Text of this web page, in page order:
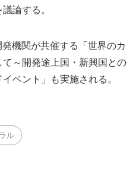
論する。
機関が共催する「世界のカ
～開発途上国・新興国との
ベント」も実施される。
ル